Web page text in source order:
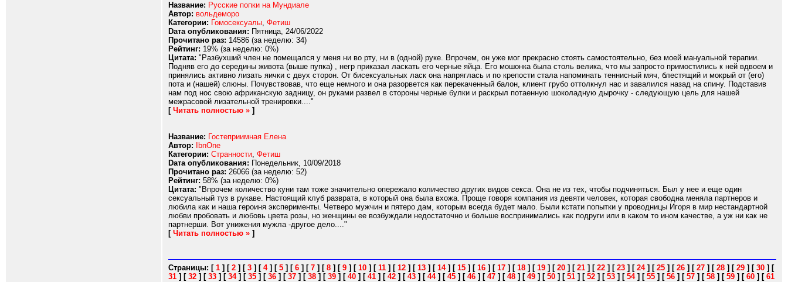
Название: Русские попки на Мундиале
Автор: вольдеморо
Категории: Гомосексуалы, Фетиш
Dата опубликования: Пятница, 24/06/2022
Прочитано раз: 14586 (за неделю: 34)
Рейтинг: 19% (за неделю: 0%)
Цитата: "Разбухший член не помещался у меня ни во рту, ни в (одной) руке. Впрочем, он уже мог прекрасно стоять самостоятельно, без моей мануальной терапии.
Подняв его до середины живота (выше пупка) , негр приказал ласкать его черные яйца. Его мошонка была столь велика, что мы запросто примостились к ней вдвоем и
принялись активно лизать яички с двух сторон. От бисексуальных ласк она напряглась и по крепости стала напоминать теннисный мяч, блестящий и мокрый от (его)
пота и (нашей) слюны. Почувствовав, что еще немного и она разорвется как перекаченный балон, клиент грубо оттолкнул нас и завалился назад на спину. Подставив
нам под нос свою африканскую задницу, он руками развел в стороны черные булки и раскрыл потаенную шоколадную дырочку - следующую цель для нашей
межрасовой лизательной тренировки...."
[ Читать полностью » ]
Название: Гостеприимная Елена
Автор:
IbnOne
Категории: Странности, Фетиш
Dата опубликования: Понедельник, 10/09/2018
Прочитано раз: 26066 (за неделю: 52)
Рейтинг: 58% (за неделю: 0%)
Цитата: "Впрочем количество куни там тоже значительно опережало количество других видов секса. Она не из тех, чтобы подчиняться. Был у нее и еще один
сексуальный туз в рукаве. Настоящий клуб разврата, в который она была вхожа. Проще говоря компания из девяти человек, которая свободна меняла партнеров и
любила как и наша героиня эксперименты. Четверо мужчин и пятеро дам, которым всегда будет мало. Были кстати попытки у проводницы Игоря в мир нестандартной
любви пробовать и любовь цвета розы, но женщины ее возбуждали недостаточно и больше воспринимались как подруги или в каком то ином качестве, а уж ни как не
партнерши. Вот унижения мужла -другое дело...."
[ Читать полностью » ]
Страницы: [ 1 ] [ 2 ] [ 3 ] [ 4] [ 5 ] [ 6 ] [ 7 ] [ 8 ] [ 9 ] [ 10 ] [ 11 ] [ 12 ] [ 13 ] [ 14] [ 15 ] [ 16 ] [ 17 ] [ 18 ] [ 19 ] [ 20 ] [ 21 ] [ 22 ] [ 23 ] [ 24] [ 25 ] [ 26 ] [ 27 ] [ 28 ] [ 29 ] [ 30 ] [
31 ] [ 32 ] [ 33 ] [ 34] [ 35 ] [ 36 ] [ 37 ] [ 38 ] [ 39 ] [ 40 ] [ 41 ] [ 42 ] [ 43 ] [ 44] [ 45 ] [ 46 ] [ 47 ] [ 48 ] [ 49 ] [ 50 ] [ 51 ] [ 52 ] [ 53 ] [ 54] [ 55 ] [ 56 ] [ 57 ] [ 58 ] [ 59 ] [ 60 ] [ 61